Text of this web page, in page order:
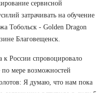
сервисной
затрачивать на обучение
Тобольск - Golden Dragon
Благовещенск.
России спровоцировало
мере возможностей
Я думаю, что нам пока